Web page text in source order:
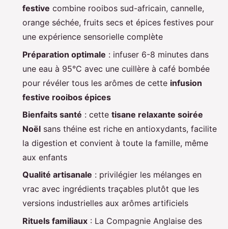
festive combine rooibos sud-africain, cannelle,
orange séchée, fruits secs et épices festives pour
une expérience sensorielle complète
Préparation optimale : infuser 6-8 minutes dans
une eau à 95°C avec une cuillère à café bombée
pour révéler tous les arômes de cette infusion
festive rooibos épices
Bienfaits santé : cette tisane relaxante soirée
Noël sans théine est riche en antioxydants, facilite
la digestion et convient à toute la famille, même
aux enfants
Qualité artisanale : privilégier les mélanges en
vrac avec ingrédients traçables plutôt que les
versions industrielles aux arômes artificiels
Rituels familiaux : La Compagnie Anglaise des